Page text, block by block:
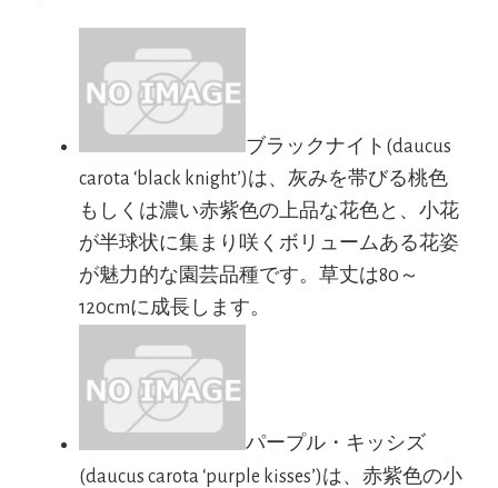
ブラックナイト(daucus
carota ‘black knight’)は、灰みを帯びる桃色
もしくは濃い赤紫色の上品な花色と、小花
が半球状に集まり咲くボリュームある花姿
が魅力的な園芸品種です。草丈は80～
120cmに成長します。
パープル・キッシズ
(daucus carota ‘purple kisses’)は、赤紫色の小